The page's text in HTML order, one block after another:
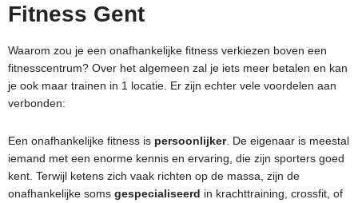
Fitness Gent
Waarom zou je een onafhankelijke fitness verkiezen boven een
fitnesscentrum? Over het algemeen zal je iets meer betalen en kan
je ook maar trainen in 1 locatie. Er zijn echter vele voordelen aan
verbonden:
Een onafhankelijke fitness is persoonlijker. De eigenaar is meestal
iemand met een enorme kennis en ervaring, die zijn sporters goed
kent. Terwijl ketens zich vaak richten op de massa, zijn de
onafhankelijke soms gespecialiseerd in krachttraining, crossfit, of